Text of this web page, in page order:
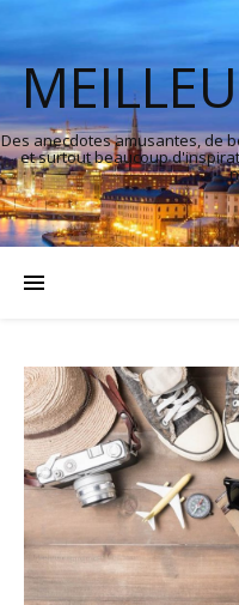
Des anecdotes amusantes, de
et surtout beaucoup